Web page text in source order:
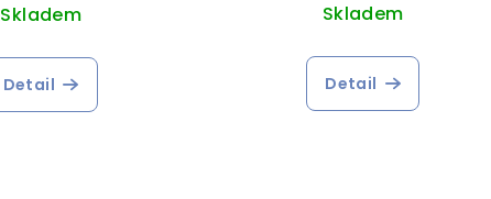
Skladem
Detail
Skladem
Detail